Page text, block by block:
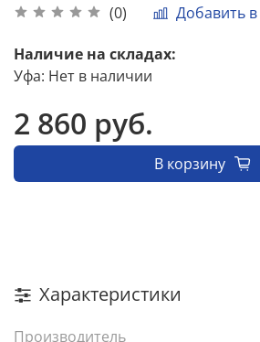
(0) Добавить
Наличие на складах:
Уфа: Нет в наличии
2 860 руб.
В корзину
Характеристики
Производитель